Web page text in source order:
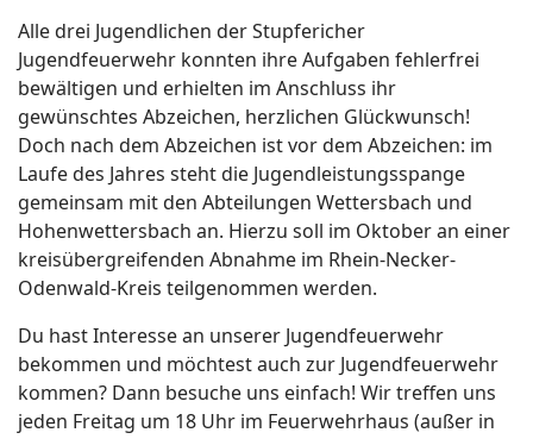
Alle drei Jugendlichen der Stupfericher
Jugendfeuerwehr konnten ihre Aufgaben fehlerfrei
bewältigen und erhielten im Anschluss ihr
gewünschtes Abzeichen, herzlichen Glückwunsch!
Doch nach dem Abzeichen ist vor dem Abzeichen: im
Laufe des Jahres steht die Jugendleistungsspange
gemeinsam mit den Abteilungen Wettersbach und
Hohenwettersbach an. Hierzu soll im Oktober an einer
kreisübergreifenden Abnahme im Rhein-Necker-
Odenwald-Kreis teilgenommen werden.
Du hast Interesse an unserer Jugendfeuerwehr
bekommen und möchtest auch zur Jugendfeuerwehr
kommen? Dann besuche uns einfach! Wir treffen uns
jeden Freitag um 18 Uhr im Feuerwehrhaus (außer in